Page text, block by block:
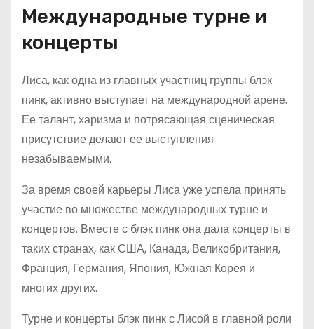
Международные турне и
концерты
Лиса, как одна из главных участниц группы блэк
пинк, активно выступает на международной арене.
Ее талант, харизма и потрясающая сценическая
присутствие делают ее выступления
незабываемыми.
За время своей карьеры Лиса уже успела принять
участие во множестве международных турне и
концертов. Вместе с блэк пинк она дала концерты в
таких странах, как США, Канада, Великобритания,
Франция, Германия, Япония, Южная Корея и
многих других.
Турне и концерты блэк пинк с Лисой в главной роли